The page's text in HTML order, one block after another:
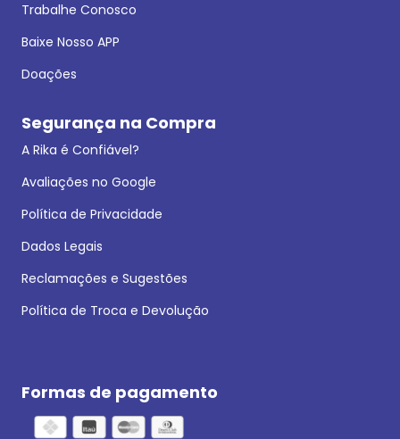
Trabalhe Conosco
Baixe Nosso APP
Doações
Segurança na Compra
A Rika é Confiável?
Avaliações no Google
Política de Privacidade
Dados Legais
Reclamações e Sugestões
Política de Troca e Devolução
Formas de pagamento